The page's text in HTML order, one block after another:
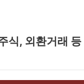
식, 외환거래